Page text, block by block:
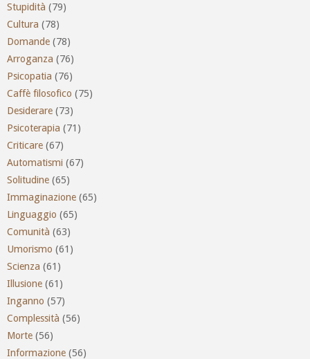
Stupidità (79)
Cultura (78)
Domande (78)
Arroganza (76)
Psicopatia (76)
Caffè filosofico (75)
Desiderare (73)
Psicoterapia (71)
Criticare (67)
Automatismi (67)
Solitudine (65)
Immaginazione (65)
Linguaggio (65)
Comunità (63)
Umorismo (61)
Scienza (61)
Illusione (61)
Inganno (57)
Complessità (56)
Morte (56)
Informazione (56)